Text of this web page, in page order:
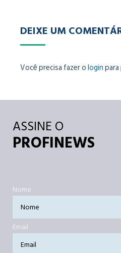
DEIXE UM
Você precisa fazer ologin
ASSINE O
PROFINEWS
Nome
Email